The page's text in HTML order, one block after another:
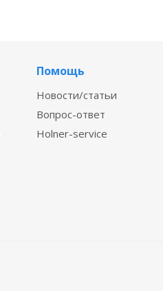
Помощь
Новости/статьи
Вопрос-ответ
Holner-service